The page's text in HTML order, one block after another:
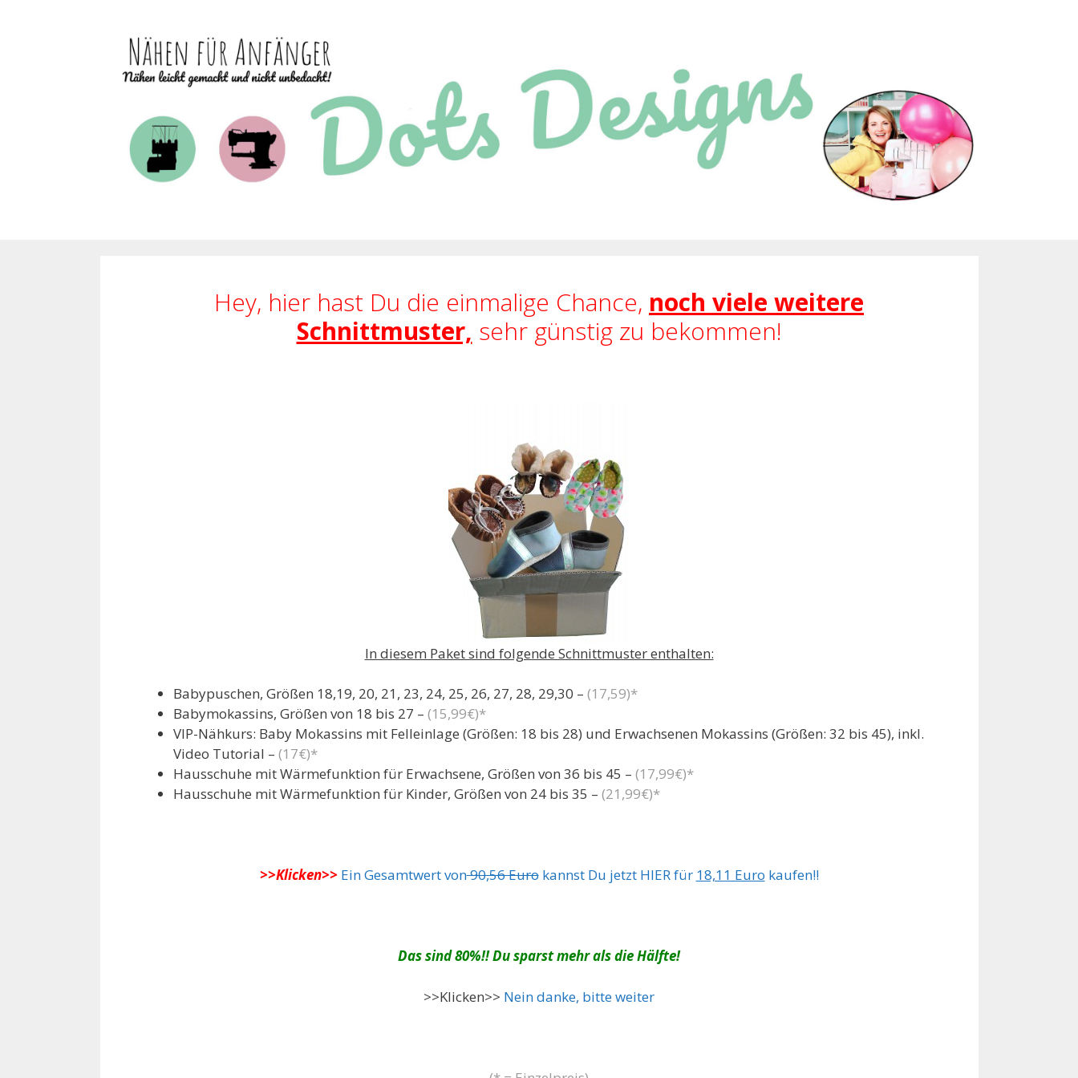
Hey, hier hast Du die einmalige Chance, noch viele weitere
Schnittmuster, sehr günstig zu bekommen!
In diesem Paket sind folgende Schnittmuster enthalten:
Babypuschen, Größen 18,19, 20, 21, 23, 24, 25, 26, 27, 28, 29,30 – (17,59)*
Babymokassins, Größen von 18 bis 27 – (15,99€)*
VIP-Nähkurs: Baby Mokassins mit Felleinlage (Größen: 18 bis 28) und Erwachsenen Mokassins (Größen: 32 bis 45), inkl.
Video Tutorial – (17€)*
Hausschuhe mit Wärmefunktion für Erwachsene, Größen von 36 bis 45 – (17,99€)*
Hausschuhe mit Wärmefunktion für Kinder, Größen von 24 bis 35 – (21,99€)*
>>Klicken>> Ein Gesamtwert von90,56 Eurokannst Du jetzt HIER für 18,11 Euro kaufen!!
Das sind 80%!! Du sparst mehr als die Hälfte!
>>Klicken>> Nein danke, bitte weiter